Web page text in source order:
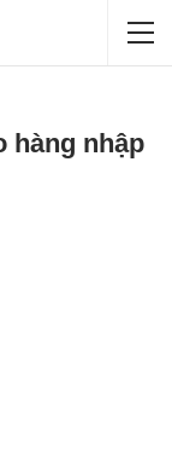
hàng nhập